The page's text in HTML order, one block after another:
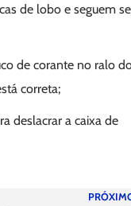
de lobo e seguem
de corante no ralo
correta;
deslacrar a caixa de